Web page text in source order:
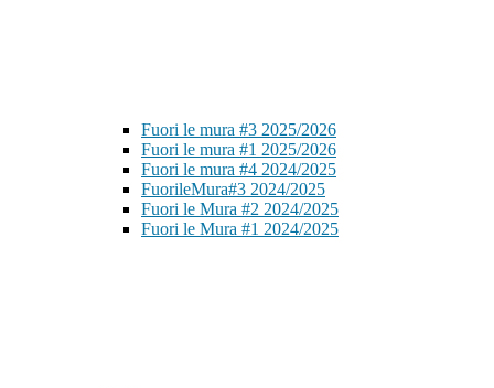
Fuori le mura #3 2025/2026
Fuori le mura #1 2025/2026
Fuori le mura #4 2024/2025
FuorileMura#3 2024/2025
Fuori le Mura #2 2024/2025
Fuori le Mura #1 2024/2025